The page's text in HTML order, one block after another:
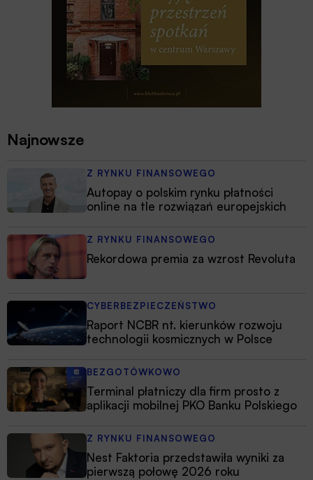
Najnowsze
Z RYNKU FINANSOWEGO
Autopay o polskim rynku płatności
online na tle rozwiązań europejskich
Z RYNKU FINANSOWEGO
Rekordowa premia za wzrost Revoluta
CYBERBEZPIECZEŃSTWO
Raport NCBR nt. kierunków rozwoju
technologii kosmicznych w Polsce
BEZGOTÓWKOWO
Terminal płatniczy dla firm prosto z
aplikacji mobilnej PKO Banku Polskiego
Z RYNKU FINANSOWEGO
Nest Faktoria przedstawiła wyniki za
pierwszą połowę 2026 roku